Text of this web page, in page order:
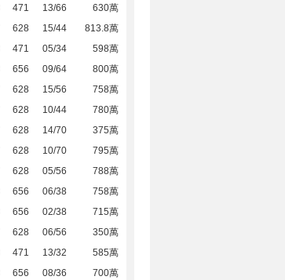
471 13/66
630萬
628 15/44
813.8萬
471 05/34
598萬
656 09/64
800萬
628 15/56
758萬
628 10/44
780萬
628 14/70
375萬
628 10/70
795萬
628 05/56
788萬
656 06/38
758萬
656 02/38
715萬
628 06/56
350萬
471 13/32
585萬
656 08/36
700萬